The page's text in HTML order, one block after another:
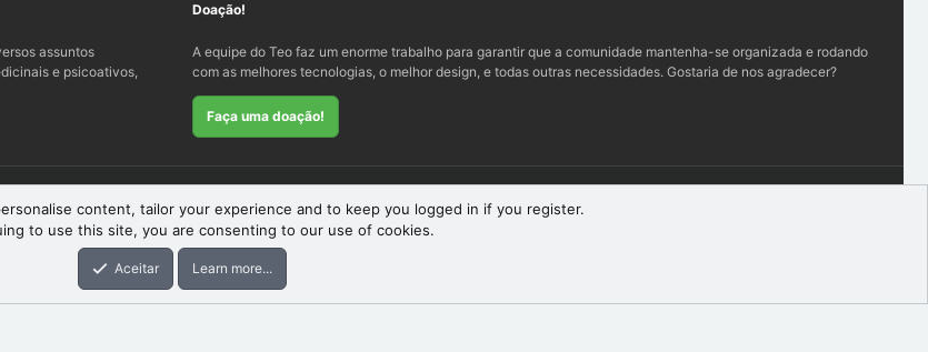
assuntos
e psicoativos,
Doação!
A equipe do Teo faz um enorme trabalho para garantir que a comunidade mantenha-se organizada e rodando
com as melhores tecnologias, o melhor design, e todas outras necessidades. Gostaria de nos agradecer?
Faça uma doação!
Termos e regras
content, tailor your experience and to keep you logged in if you register.
to use this site, you are consenting to our use of cookies.
Aceitar Learn more...